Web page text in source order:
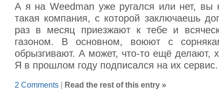
А я на Weedman уже ругался или нет, вы
такая компания, с которой заключаешь
раз в месяц приезжают к тебе и
газоном. В основном, воюют с
обрызгивают. А может, что-то ещё делают,
Я в прошлом году подписался на их
2 Comments Read the rest of this entry »